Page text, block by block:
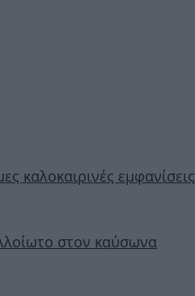
καλοκαιρινές εμφανίσεις
στον καύσωνα